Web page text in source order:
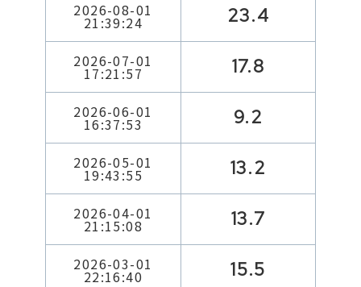
2026-08-01
21:39:24 23.4
2026-07-01
17:21:57 17.8
2026-06-01
16:37:53 9.2
2026-05-01
19:43:55 13.2
2026-04-01
21:15:08 13.7
2026-03-01
22:16:40 15.5